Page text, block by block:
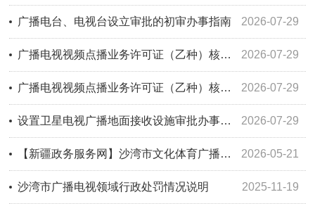
2026-07-29
广播电台、电视台设立审批的初审办事指南
2026-07-29
广播电视视频点播业务许可证（乙种）核发流程图
2026-07-29
广播电视视频点播业务许可证（乙种）核发 办事指南
2026-07-29
设置卫星电视广播地面接收设施审批办事指南
2026-05-21
【新疆政务服务网】沙湾市文化体育广播电视和旅游局
2025-11-19
沙湾市广播电视领域行政处罚情况说明